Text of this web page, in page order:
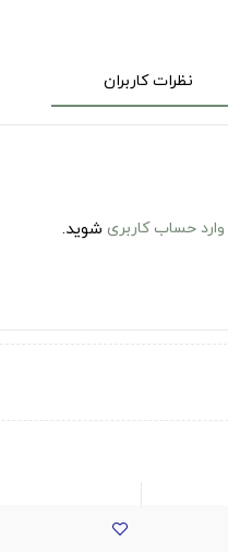
نظرات کاربران
وارد حساب کاربری شوید.